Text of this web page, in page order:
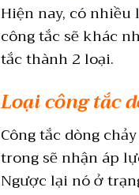
Hiện nay, có
công tắc sẽ khác
tắc thành 2 loại.
Loại công tắc
Công tắc dòng
trong sẽ nhận áp
Ngược lại nó ở